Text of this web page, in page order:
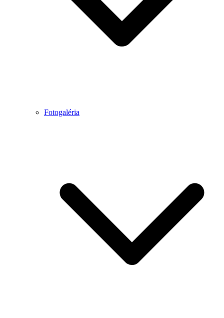
Fotogaléria